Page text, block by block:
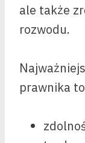
ale także
rozwodu.
prawnika